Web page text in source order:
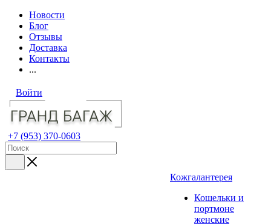
Новости
Блог
Отзывы
Доставка
Контакты
...
Войти
+7 (953) 370-0603
Кожгалантерея
Кошельки и
портмоне
женские